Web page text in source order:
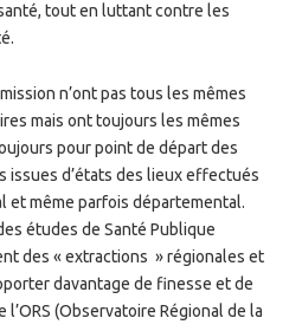
tout en luttant contre les
n’ont pas tous les mêmes
mais ont toujours les mêmes
pour point de départ des
issues d’états des lieux effectués
et même parfois départemental.
études de Santé Publique
des « extractions » régionales et
davantage de finesse et de
(Observatoire Régional de la